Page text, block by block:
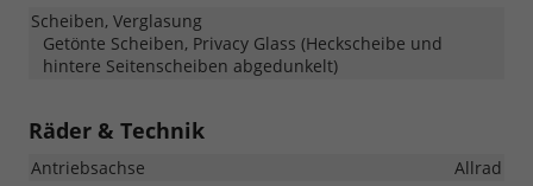
Scheiben, Verglasung
Getönte Scheiben, Privacy Glass (Heckscheibe und
hintere Seitenscheiben abgedunkelt)
Räder & Technik
Antriebsachse
Allrad